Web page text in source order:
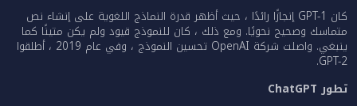
كان GPT-1 إنجازًا رائدًا ، حيث أظهر قدرة النماذج اللغوية على إنشاء نص
متماسك وصحيح نحويًا. ومع ذلك ، كان للنموذج قيود ولم يكن متينًا كما
ينبغي. واصلت شركة OpenAI تحسين النموذج ، وفي عام 2019 ، أطلقوا
GPT-2.
تطور ChatGPT